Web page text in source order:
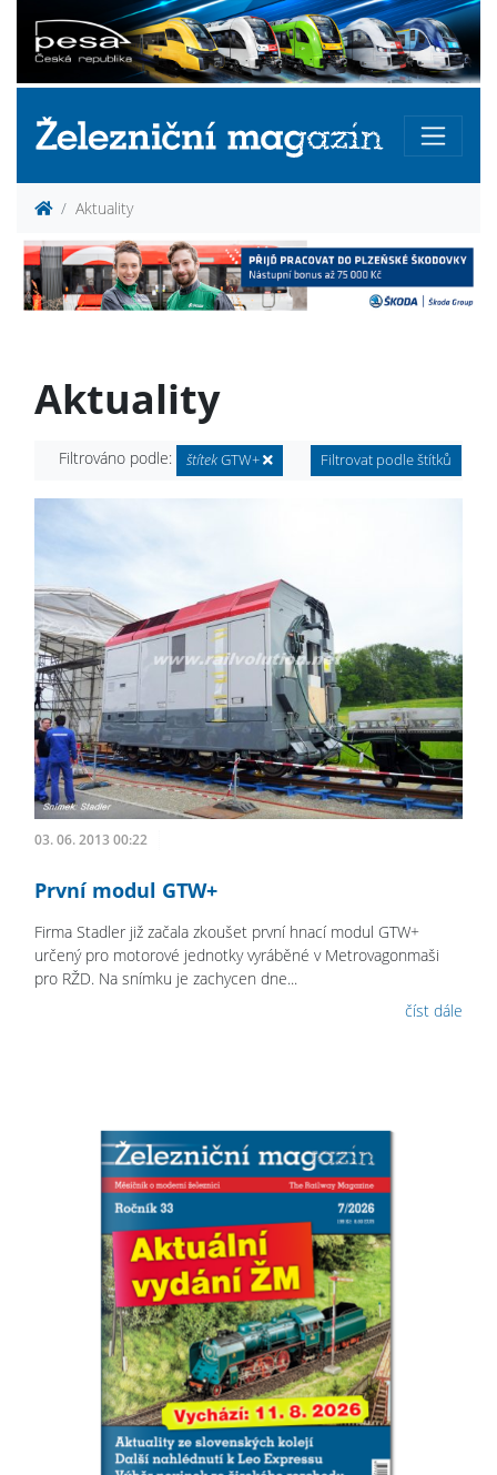
Aktuality
Aktuality
Filtrováno podle: štítekGTW+ Filtrovat podle štítků
03. 06. 2013 00:22
První modul GTW+
Firma Stadler již začala zkoušet první hnací modul GTW+
určený pro motorové jednotky vyráběné v Metrovagonmaši
pro RŽD. Na snímku je zachycen dne...
číst dále